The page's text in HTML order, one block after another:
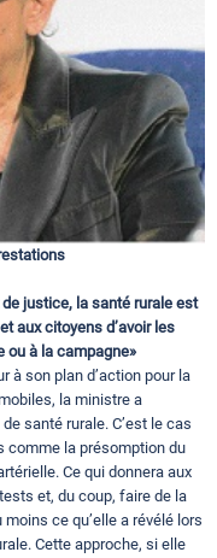
justice, la santé rurale est
aux citoyens d’avoir les
ou à la campagne»
à son plan d’action pour la
la ministre a
santé rurale. C’est le cas
comme la présomption du
Ce qui donnera aux
et, du coup, faire de la
ce qu’elle a révélé lors
Cette approche, si elle